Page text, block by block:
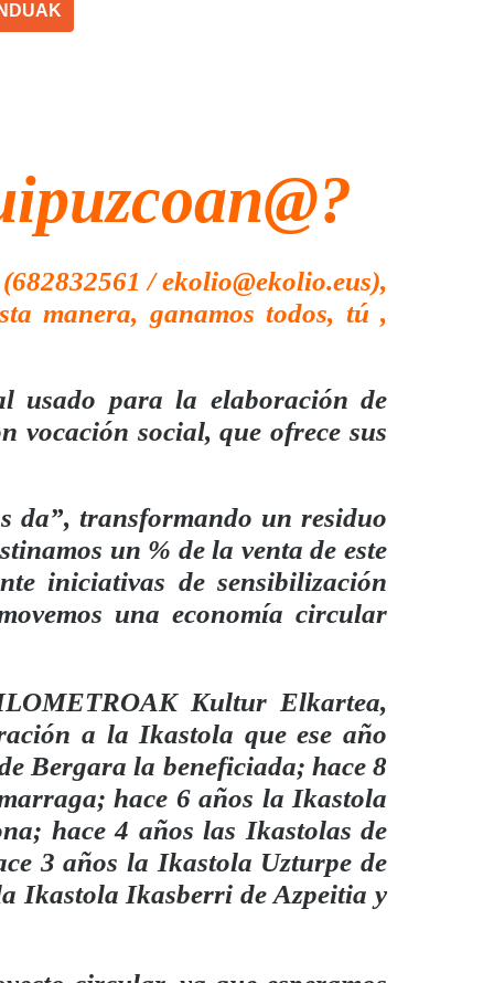
/ekolio@ekolio.eus),
manera, ganamos todos, tú ,
usado para la elaboración de
vocación social, que ofrece sus
da”, transformando un residuo
un % de la venta de este
iniciativas de sensibilización
una economía circular
Kultur Elkartea,
a la Ikastola que ese año
Bergara la beneficiada; hace 8
hace 6 años la Ikastola
hace 4 años las Ikastolas de
3 años la Ikastola Uzturpe de
Ikastola Ikasberri de Azpeitia y